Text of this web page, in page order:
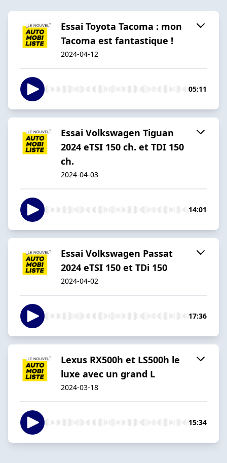
Essai Toyota Tacoma : mon
Tacoma est fantastique !
2024-04-12
05:11
Essai Volkswagen Tiguan
2024 eTSI 150 ch. et TDI 150
ch.
2024-04-03
14:01
Essai Volkswagen Passat
2024 eTSI 150 et TDi 150
2024-04-02
17:36
Lexus RX500h et LS500h le
luxe avec un grand L
2024-03-18
15:34